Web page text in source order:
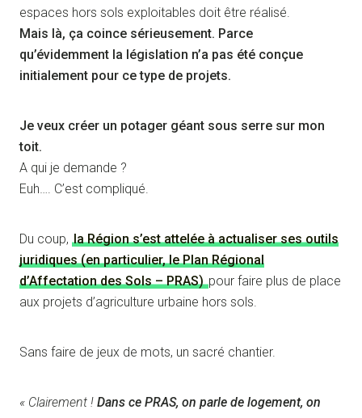
espaces hors sols exploitables doit être réalisé.
Mais là, ça coince sérieusement. Parce
qu’évidemment la législation n’a pas été conçue
initialement pour ce type de projets.
Je veux créer un potager géant sous serre sur mon
toit.
A qui je demande ?
Euh…. C’est compliqué.
Du coup, la Région s’est attelée à actualiser ses outils
juridiques (en particulier, le Plan Régional
d’Affectation des Sols – PRAS)pour faire plus de place
aux projets d’agriculture urbaine hors sols.
Sans faire de jeux de mots, un sacré chantier.
« Clairement ! Dans ce PRAS, on parle de logement, on